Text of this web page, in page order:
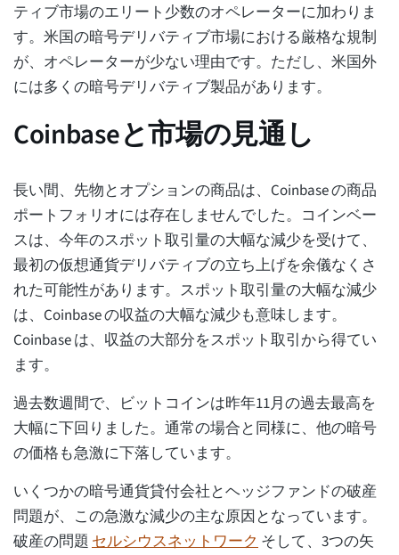
ティブ市場のエリート少数のオペレーターに加わりま
す。米国の暗号デリバティブ市場における厳格な規制
が、オペレーターが少ない理由です。ただし、米国外
には多くの暗号デリバティブ製品があります。
Coinbaseと市場の見通し
長い間、先物とオプションの商品は、Coinbase の商品
ポートフォリオには存在しませんでした。コインベー
スは、今年のスポット取引量の大幅な減少を受けて、
最初の仮想通貨デリバティブの立ち上げを余儀なくさ
れた可能性があります。スポット取引量の大幅な減少
は、Coinbase の収益の大幅な減少も意味します。
Coinbase は、収益の大部分をスポット取引から得てい
ます。
過去数週間で、ビットコインは昨年11月の過去最高を
大幅に下回りました。通常の場合と同様に、他の暗号
の価格も急激に下落しています。
いくつかの暗号通貨貸付会社とヘッジファンドの破産
問題が、この急激な減少の主な原因となっています。
破産の問題セルシウスネットワークそして、3つの矢